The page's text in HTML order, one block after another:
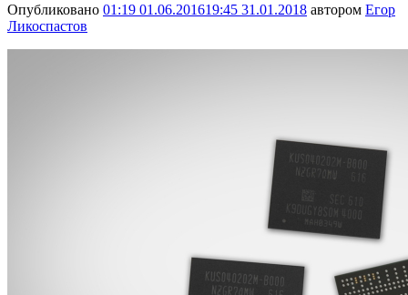
Опубликовано 01:19 01.06.201619:45 31.01.2018 автором Егор
Ликоспастов